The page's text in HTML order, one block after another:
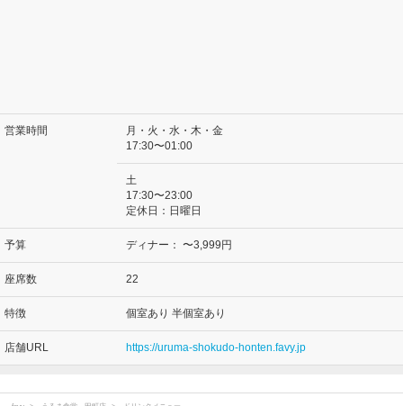
営業時間
月・火・水・木・金
17:30〜01:00
土
17:30〜23:00
定休日：日曜日
予算 ディナー： 〜3,999円
座席数 22
特徴 個室あり 半個室あり
店舗URL https://uruma-shokudo-honten.favy.jp